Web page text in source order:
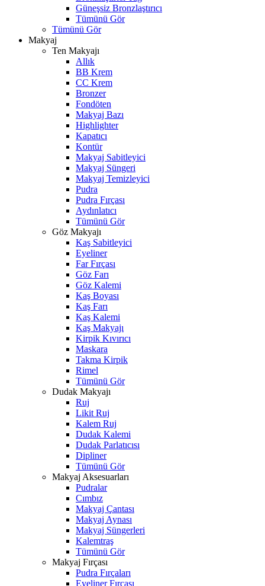
Güneşsiz Bronzlaştırıcı
Tümünü Gör
Tümünü Gör
Makyaj
Ten Makyajı
Allık
BB Krem
CC Krem
Bronzer
Fondöten
Makyaj Bazı
Highlighter
Kapatıcı
Kontür
Makyaj Sabitleyici
Makyaj Süngeri
Makyaj Temizleyici
Pudra
Pudra Fırçası
Aydınlatıcı
Tümünü Gör
Göz Makyajı
Kaş Sabitleyici
Eyeliner
Far Fırçası
Göz Farı
Göz Kalemi
Kaş Boyası
Kaş Farı
Kaş Kalemi
Kaş Makyajı
Kirpik Kıvırıcı
Maskara
Takma Kirpik
Rimel
Tümünü Gör
Dudak Makyajı
Ruj
Likit Ruj
Kalem Ruj
Dudak Kalemi
Dudak Parlatıcısı
Dipliner
Tümünü Gör
Makyaj Aksesuarları
Pudralar
Cımbız
Makyaj Çantası
Makyaj Aynası
Makyaj Süngerleri
Kalemtraş
Tümünü Gör
Makyaj Fırçası
Pudra Fırçaları
Eyeliner Fırçası